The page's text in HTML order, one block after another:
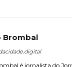
Brombal
é jornalista do